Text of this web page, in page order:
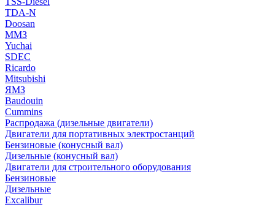
TDA-N
Doosan
ММЗ
Yuchai
SDEC
Ricardo
Mitsubishi
ЯМЗ
Baudouin
Cummins
Распродажа (дизельные двигатели)
Двигатели для портативных электростанций
Бензиновые (конусный вал)
Дизельные (конусный вал)
Двигатели для строительного оборудования
Бензиновые
Дизельные
Excalibur